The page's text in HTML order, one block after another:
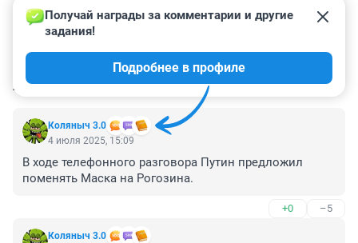
КОММЕНТАРИИ 71
Коляныч 3.0
Получай награды за комментарии и другие
задания!
Подробнее в профиле
4 июля 2025, 15:09
В ходе телефонного разговора Путин предложил
поменять Маска на Рогозина.
+0 –5
Коляныч 3.0